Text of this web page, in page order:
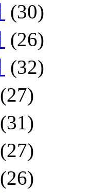
(30)
(26)
(32)
(27)
(31)
(27)
(26)